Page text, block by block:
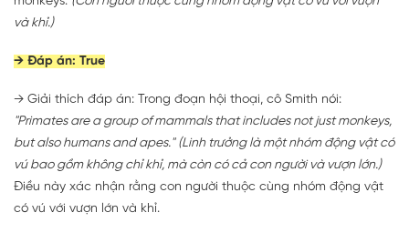
và khỉ.)
→ Đáp án: True
→ Giải thích đáp án: Trong đoạn hội thoại, cô Smith nói:
"Primates are a group of mammals that includes not just monkeys,
but also humans and apes." (Linh trưởng là một nhóm động vật có
vú bao gồm không chỉ khỉ, mà còn có cả con người và vượn lớn.)
Điều này xác nhận rằng con người thuộc cùng nhóm động vật
có vú với vượn lớn và khỉ.